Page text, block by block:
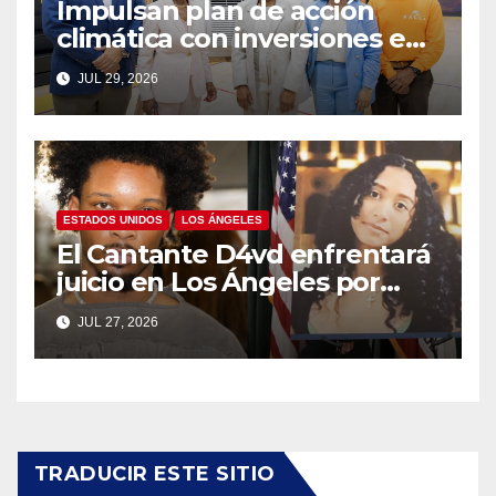
Impulsan plan de acción
climática con inversiones en
resiliencia ante el calor para
los angelinos
JUL 29, 2026
ESTADOS UNIDOS LOS ÁNGELES
El Cantante D4vd enfrentará
juicio en Los Ángeles por
asesinato de adolescente
salvadoreña
JUL 27, 2026
TRADUCIR ESTE SITIO